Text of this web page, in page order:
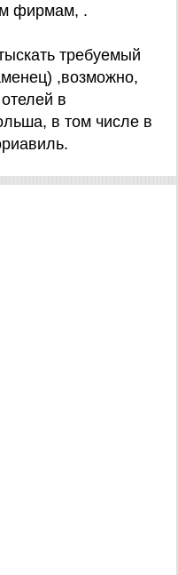
фирмам, .
требуемый
,возможно,
в
в том числе в